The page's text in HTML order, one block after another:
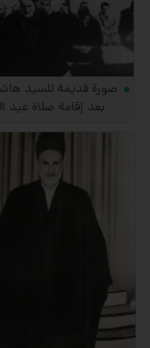
صورة قديمة للسيد
بعد إقامة صلاة عيد